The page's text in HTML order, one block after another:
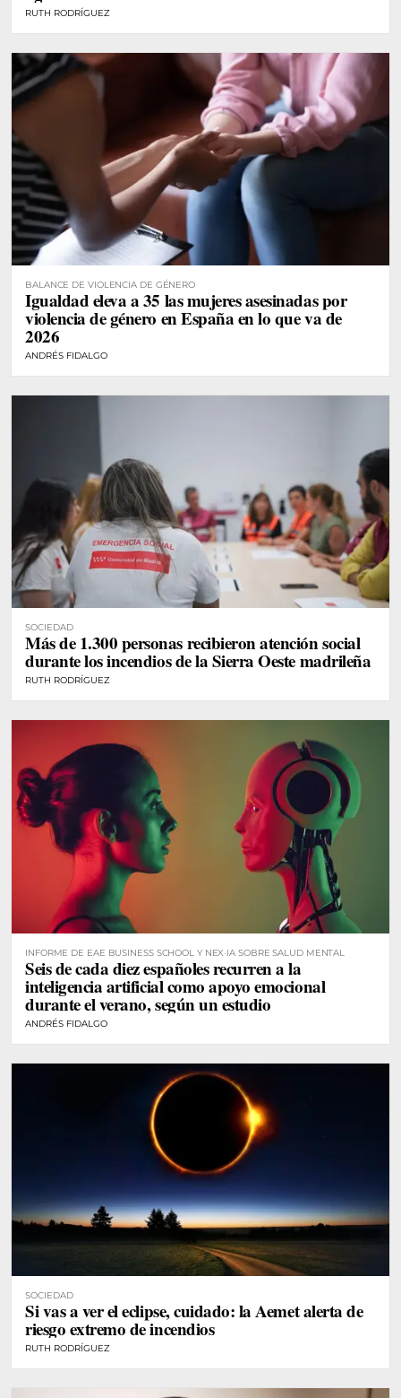
RUTH RODRÍGUEZ
BALANCE DE VIOLENCIA DE GÉNERO
Igualdad eleva a 35 las mujeres asesinadas por
violencia de género en España en lo que va de
2026
ANDRÉS FIDALGO
SOCIEDAD
Más de 1.300 personas recibieron atención social
durante los incendios de la Sierra Oeste madrileña
RUTH RODRÍGUEZ
INFORME DE EAE BUSINESS SCHOOL Y NEX·IA SOBRE SALUD MENTAL
Seis de cada diez españoles recurren a la
inteligencia artificial como apoyo emocional
durante el verano, según un estudio
ANDRÉS FIDALGO
SOCIEDAD
Si vas a ver el eclipse, cuidado: la Aemet alerta de
riesgo extremo de incendios
RUTH RODRÍGUEZ